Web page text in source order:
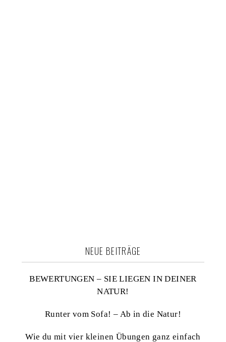
NEUE BEITRÄGE
BEWERTUNGEN – SIE LIEGEN IN DEINER
NATUR!
Runter vom Sofa! – Ab in die Natur!
Wie du mit vier kleinen Übungen ganz einfach